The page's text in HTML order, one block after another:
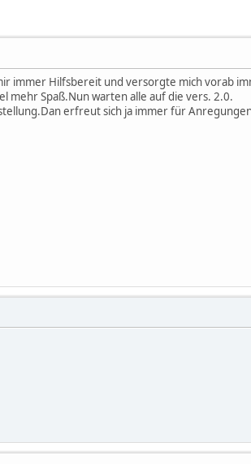
immer Hilfsbereit und versorgte mich vorab
mehr Spaß.Nun warten alle auf die vers. 2.0.
erfreut sich ja immer für